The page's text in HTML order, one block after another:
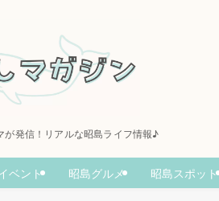
が発信！リアルな昭島ライフ情報♪
ベント 昭島グルメ 昭島スポット